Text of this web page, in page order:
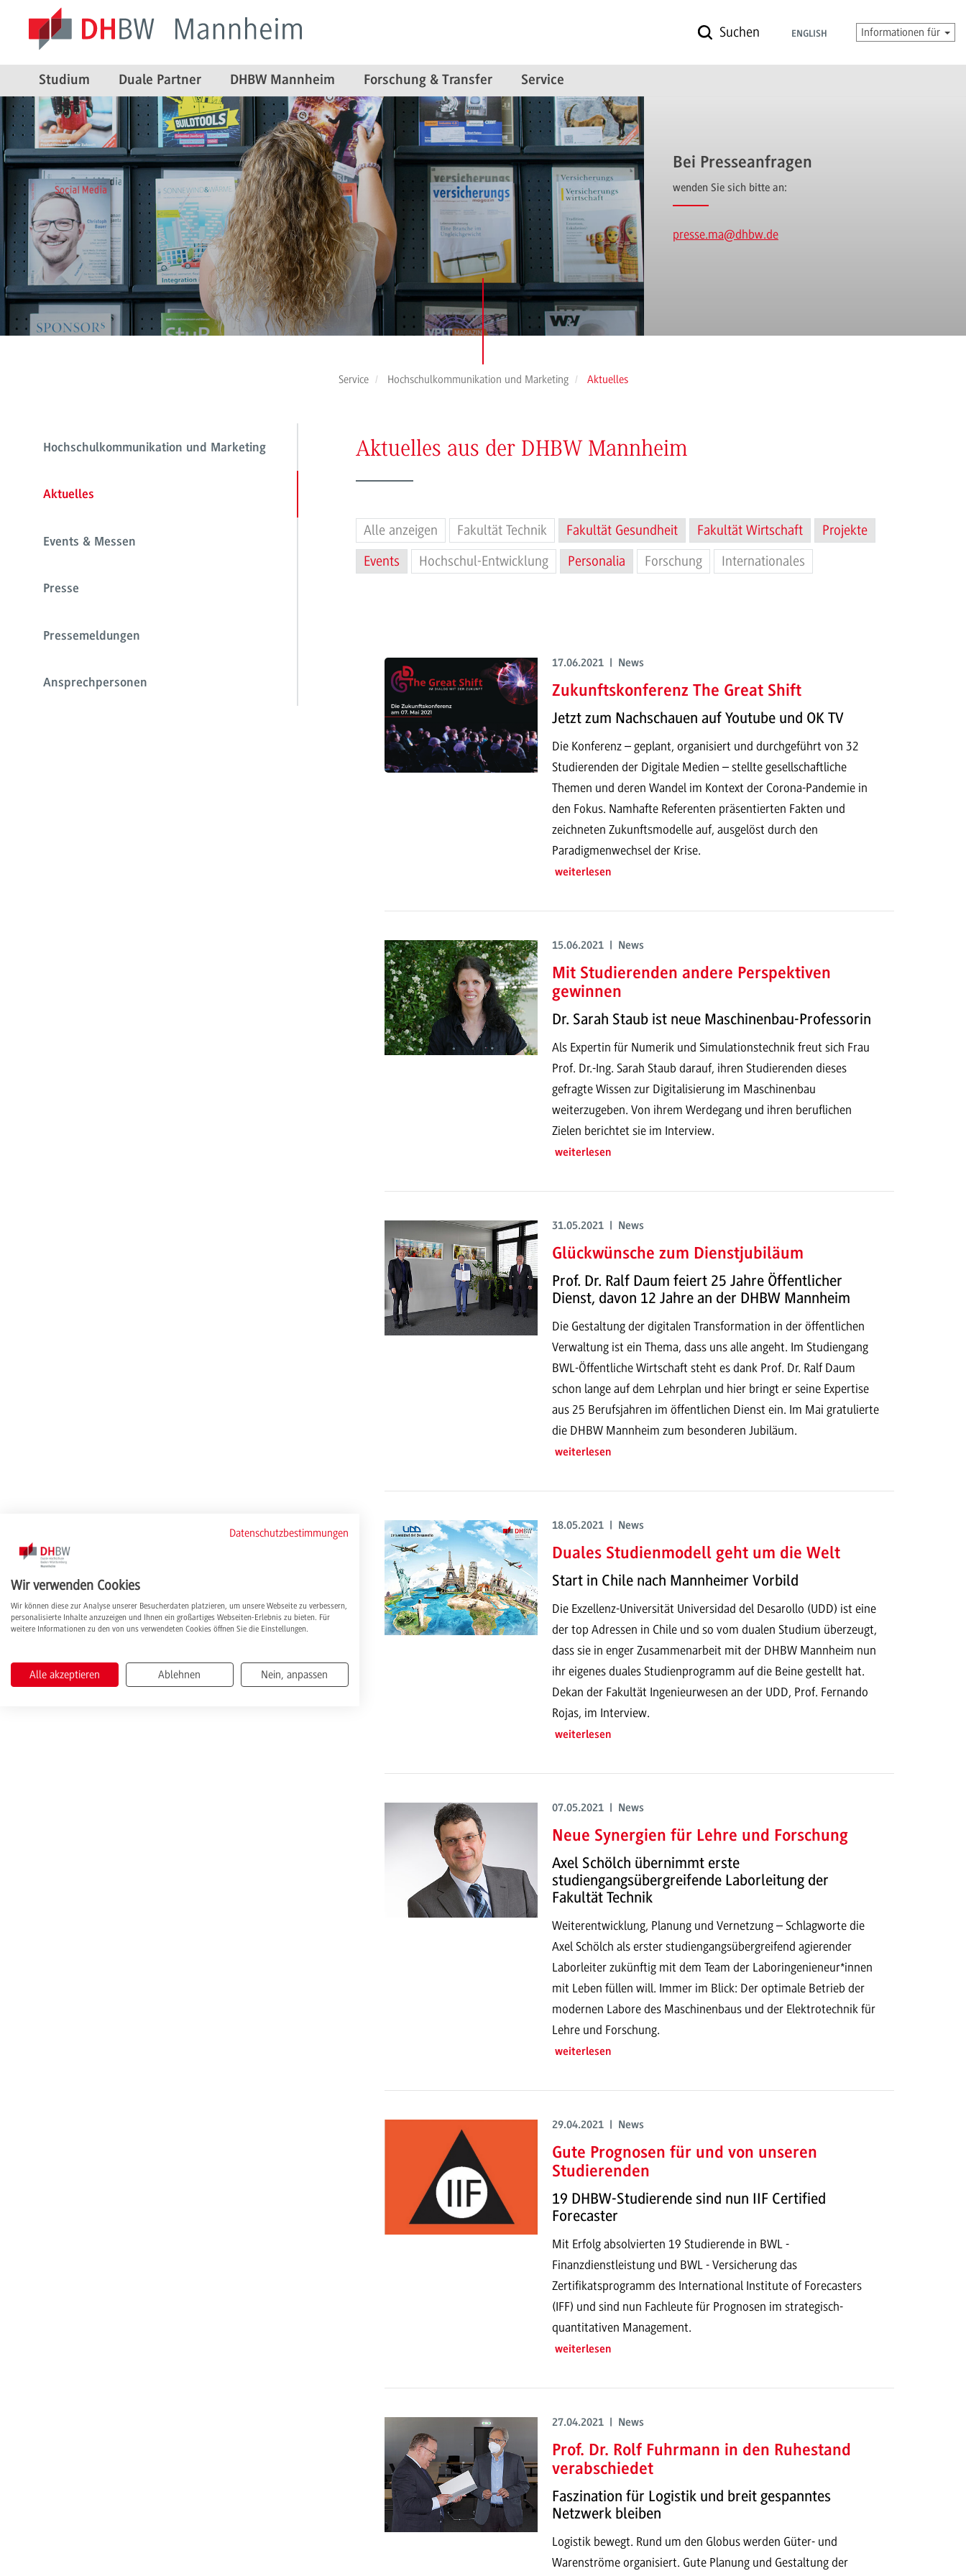
Suchen ENGLISH Informationen für
Studium Duale Partner DHBW Mannheim Forschung & Transfer Service
Bei Presseanfragen
wenden Sie sich bitte an:
presse.ma@dhbw.de
Service Hochschulkommunikation und Marketing Aktuelles
Hochschulkommunikation und Marketing
Aktuelles
Events & Messen
Presse
Pressemeldungen
Ansprechpersonen
Aktuelles aus der DHBW Mannheim
Alle anzeigen Fakultät Technik Fakultät Gesundheit Fakultät Wirtschaft
Projekte
Events
Hochschul-Entwicklung Personalia Forschung Internationales
17.06.2021 | News
Zukunftskonferenz The Great Shift
Jetzt zum Nachschauen auf Youtube und OK TV
Die Konferenz – geplant, organisiert und durchgeführt von 32
Studierenden der Digitale Medien – stellte gesellschaftliche
Themen und deren Wandel im Kontext der Corona-Pandemie in
den Fokus. Namhafte Referenten präsentierten Fakten und
zeichneten Zukunftsmodelle auf, ausgelöst durch den
Paradigmenwechsel der Krise.
weiterlesen
15.06.2021 | News
Mit Studierenden andere Perspektiven
gewinnen
Dr. Sarah Staub ist neue Maschinenbau-Professorin
Als Expertin für Numerik und Simulationstechnik freut sich Frau
Prof. Dr.-Ing. Sarah Staub darauf, ihren Studierenden dieses
gefragte Wissen zur Digitalisierung im Maschinenbau
weiterzugeben. Von ihrem Werdegang und ihren beruflichen
Zielen berichtet sie im Interview.
weiterlesen
31.05.2021 | News
Glückwünsche zum Dienstjubiläum
Prof. Dr. Ralf Daum feiert 25 Jahre Öffentlicher
Dienst, davon 12 Jahre an der DHBW Mannheim
Die Gestaltung der digitalen Transformation in der öffentlichen
Verwaltung ist ein Thema, dass uns alle angeht. Im Studiengang
BWL-Öffentliche Wirtschaft steht es dank Prof. Dr. Ralf Daum
schon lange auf dem Lehrplan und hier bringt er seine Expertise
aus 25 Berufsjahren im öffentlichen Dienst ein. Im Mai gratulierte
die DHBW Mannheim zum besonderen Jubiläum.
weiterlesen
18.05.2021 | News
Duales Studienmodell geht um die Welt
Start in Chile nach Mannheimer Vorbild
Die Exzellenz-Universität Universidad del Desarollo (UDD) ist eine
der top Adressen in Chile und so vom dualen Studium überzeugt,
dass sie in enger Zusammenarbeit mit der DHBW Mannheim nun
ihr eigenes duales Studienprogramm auf die Beine gestellt hat.
Dekan der Fakultät Ingenieurwesen an der UDD, Prof. Fernando
Rojas, im Interview.
weiterlesen
07.05.2021 | News
Neue Synergien für Lehre und Forschung
Axel Schölch übernimmt erste
studiengangsübergreifende Laborleitung der
Fakultät Technik
Weiterentwicklung, Planung und Vernetzung – Schlagworte die
Axel Schölch als erster studiengangsübergreifend agierender
Laborleiter zukünftig mit dem Team der Laboringenieneur*innen
mit Leben füllen will. Immer im Blick: Der optimale Betrieb der
modernen Labore des Maschinenbaus und der Elektrotechnik für
Lehre und Forschung.
weiterlesen
29.04.2021 | News
Gute Prognosen für und von unseren
Studierenden
19 DHBW-Studierende sind nun IIF Certified
Forecaster
Mit Erfolg absolvierten 19 Studierende in BWL -
Finanzdienstleistung und BWL - Versicherung das
Zertifikatsprogramm des International Institute of Forecasters
(IFF) und sind nun Fachleute für Prognosen im strategisch-
quantitativen Management.
weiterlesen
27.04.2021 | News
Prof. Dr. Rolf Fuhrmann in den Ruhestand
verabschiedet
Faszination für Logistik und breit gespanntes
Netzwerk bleiben
Logistik bewegt. Rund um den Globus werden Güter- und
Warenströme organisiert. Gute Planung und Gestaltung der
Datenschutzbestimmungen
Wir verwenden Cookies
Wir können diese zur Analyse unserer Besucherdaten platzieren, um unsere Webseite zu verbessern,
personalisierte Inhalte anzuzeigen und Ihnen ein großartiges Webseiten-Erlebnis zu bieten. Für
weitere Informationen zu den von uns verwendeten Cookies öffnen Sie die Einstellungen.
Alle akzeptieren Ablehnen Nein, anpassen